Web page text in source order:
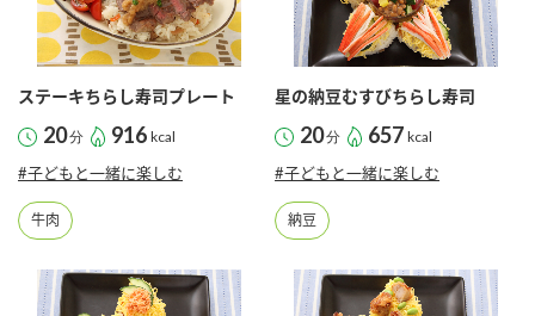
ステーキちらし寿司プレート
20分 916 kcal
#子どもと一緒に楽しむ
牛肉
星の納豆むすびちらし寿司
20分 657 kcal
#子どもと一緒に楽しむ
納豆